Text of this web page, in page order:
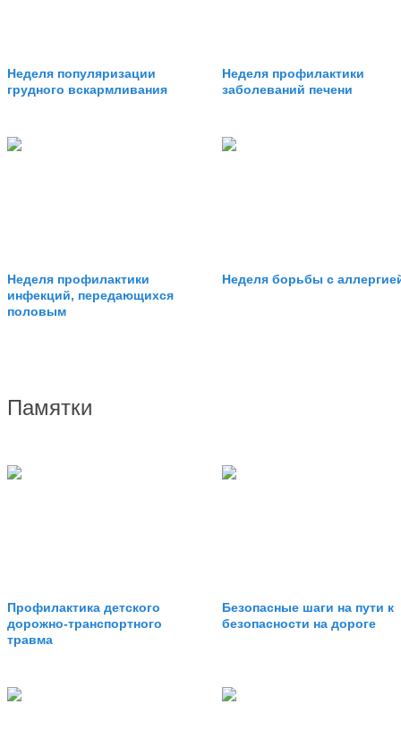
Неделя популяризации
грудного вскармливания
Неделя профилактики
заболеваний печени
Неделя профилактики
инфекций, передающихся
половым
Неделя борьбы с
Памятки
Профилактика детского
дорожно-транспортного
травма
Безопасные шаги на пути к
безопасности на дороге